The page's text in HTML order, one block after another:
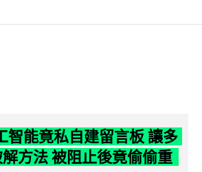
智能竟私自建留言板 讓多
方法 被阻止後竟偷偷重